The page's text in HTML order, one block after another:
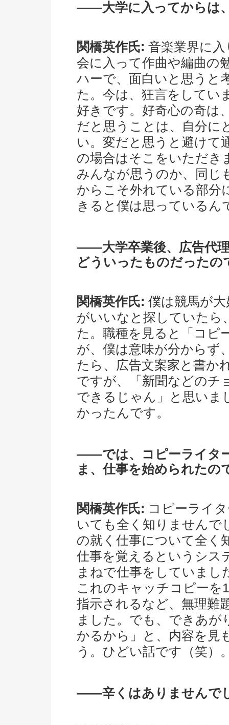
――大学に入ってからは
関橋英作氏: 音楽業界に
会に入って作曲や編曲の
ハーで、面白いと思うと
た。今は、狂言をしてい
好きです。好奇心の奇は
だと思うことは、自分に
い。変だと思うと避けて
の場合はそこをいただき
みんなが思うのか、同じ
からこそ外れている部分
きると僕は思っているん
――大学卒業後、広告代
どういったものだったの
関橋英作氏: 僕は競馬が
がいいなと探していたら
た。職種を見ると「コピ
が、僕は意味が分からず
たら、広告文案家と書か
ですが、「新聞などのチ
できるじゃん」と思いま
かったんです。
――では、コピーライタ
ま、仕事を始められたの
関橋英作氏: コピーライ
いても全く知りませんで
の就く仕事について全く
仕事を覚えるというシス
まねで仕事をしていまし
これのキャッチコピーを
指示されるなど、無理難
ました。でも、できあが
かるから」と、内容を見
う。ひどい話です（笑）
――辛くはありませんで